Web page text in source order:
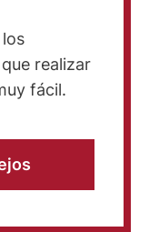
realizar
fácil.